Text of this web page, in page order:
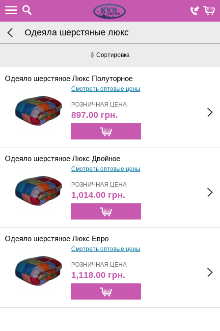
Одеяла шерстяные люкс
Сортировка
Одеяло шерстяное Люкс Полуторное
Смотреть оптовые цены
РОЗНИЧНАЯ ЦЕНА
897.00 грн.
Одеяло шерстяное Люкс Двойное
Смотреть оптовые цены
РОЗНИЧНАЯ ЦЕНА
1,014.00 грн.
Одеяло шерстяное Люкс Евро
Смотреть оптовые цены
РОЗНИЧНАЯ ЦЕНА
1,118.00 грн.